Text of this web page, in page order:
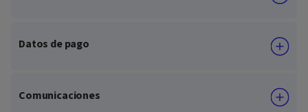
Datos de pago
Comunicaciones